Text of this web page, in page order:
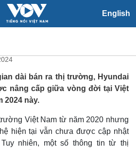
English
Xã hội
Tin 24h
Dự báo thời tiết
Giáo dục
Dấu ấn VOV
Việc làm
sắp có phiên
tại Việt Nam
dài bán ra thị trường, Hyundai
nâng cấp giữa vòng đời tại Việt
2024 này.
Việt Nam từ năm 2020 nhưng
hiện tại vẫn chưa được cập nhật
nhiên, một số thông tin từ thị